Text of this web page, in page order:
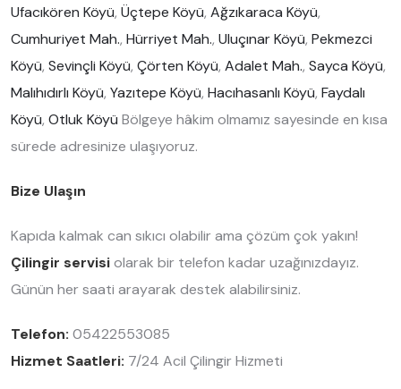
Ufacıkören Köyü, Üçtepe Köyü, Ağzıkaraca Köyü,
Cumhuriyet Mah., Hürriyet Mah., Uluçınar Köyü, Pekmezci
Köyü, Sevinçli Köyü, Çörten Köyü, Adalet Mah., Sayca Köyü,
Malıhıdırlı Köyü, Yazıtepe Köyü, Hacıhasanlı Köyü, Faydalı
Köyü, Otluk Köyü Bölgeye hâkim olmamız sayesinde en kısa
sürede adresinize ulaşıyoruz.
Bize Ulaşın
Kapıda kalmak can sıkıcı olabilir ama çözüm çok yakın!
Çilingir servisiolarak bir telefon kadar uzağınızdayız.
Günün her saati arayarak destek alabilirsiniz.
Telefon: 05422553085
Hizmet Saatleri: 7/24 Acil Çilingir Hizmeti